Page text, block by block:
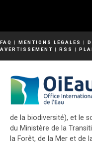
FAQ | MENTIONS LÉGALES |
AVERTISSEMENT | RSS |
de la biodiversité), et le
du Ministère de la
la Forêt, de la Mer et de